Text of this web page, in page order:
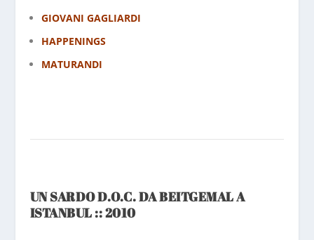
GIOVANI GAGLIARDI
HAPPENINGS
MATURANDI
UN SARDO D.O.C. DA BEITGEMAL A
ISTANBUL :: 2010